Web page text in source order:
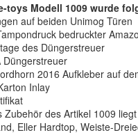
toys Modell 1009 wurde
auf beiden Unimog Türen
bedruckter
des Düngerstreuer
Düngerstreuer
2016 Aufkleber auf
Inlay
des Artikel 1009
Eller Hardtop, Weiste-